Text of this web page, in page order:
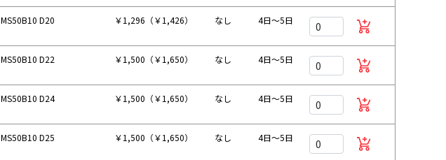
MS50B10 D20 ￥1,296（￥1,426） なし 4日～5日
MS50B10 D22 ￥1,500（￥1,650） なし 4日～5日
MS50B10 D24 ￥1,500（￥1,650） なし 4日～5日
MS50B10 D25 ￥1,500（￥1,650） なし 4日～5日